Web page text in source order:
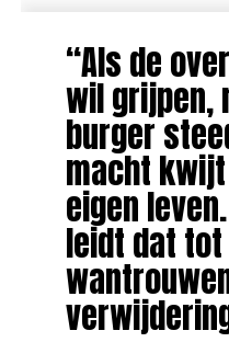
“Als de
wil grijpen,
burger
macht
eigen
leidt dat